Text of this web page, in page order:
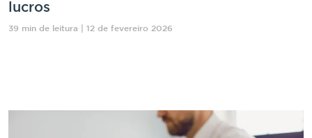
lucros
39 min de leitura | 12 de fevereiro 2026